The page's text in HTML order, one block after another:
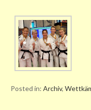
Posted in:Archiv,